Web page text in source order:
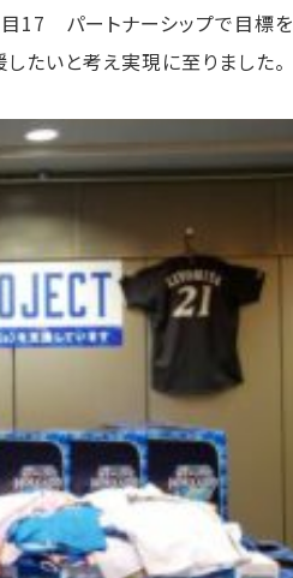
目17 パートナーシップで目標を
たいと考え実現に至りました。